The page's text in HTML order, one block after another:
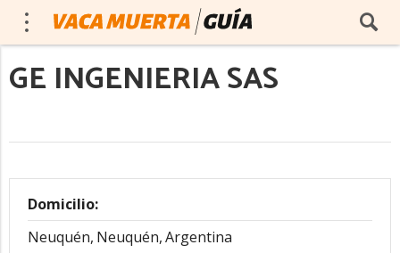
GE INGENIERIA SAS
Domicilio:
Neuquén, Neuquén,Argentina